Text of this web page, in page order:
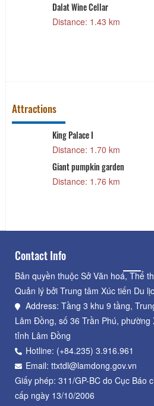
Dalat Wine Cellar
Distance: 1.43 km
Attractions
King Palace I
Distance: 1.70 km
Giant pumpkin garden
Distance: 1.76 km
Contact Info
Bản quyền thuộc Sở Văn hoá, Thể
Quản lý bởi Trung tâm Xúc tiến Du
Address: Tầng 3 khu 9 tầng,
Lâm Đồng, số 36 Trần Phú,
tỉnh Lâm Đồng
Hotline: (+84.235) 3.916.961
Email: ttxtdl@lamdong.gov.vn
Giấy phép: 311/GP-BC do Cục Báo
cấp ngày 13/10/2006